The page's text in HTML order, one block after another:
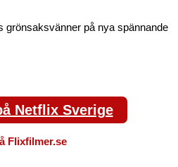
grönsaksvänner på nya spännande
Netflix Sverige
Flixfilmer.se